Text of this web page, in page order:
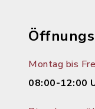
Montag bis
08:00-12:00